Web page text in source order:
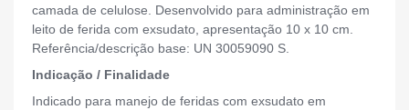
camada de celulose. Desenvolvido para administração em
leito de ferida com exsudato, apresentação 10 x 10 cm.
Referência/descrição base: UN 30059090 S.
Indicação / Finalidade
Indicado para manejo de feridas com exsudato em